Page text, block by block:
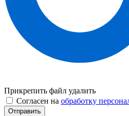
Прикрепить файл удалить
Согласен на обработку